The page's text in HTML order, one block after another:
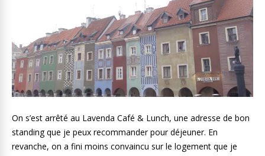
On s’est arrêté au Lavenda Café & Lunch, une adresse de bon
standing que je peux recommander pour déjeuner. En
revanche, on a fini moins convaincu sur le logement que je